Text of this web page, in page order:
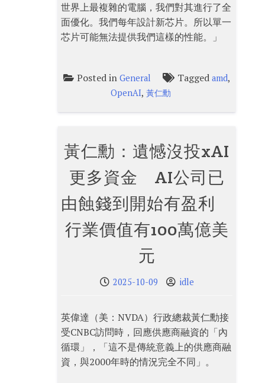
世界上最複雜的電腦，我們對其進行了全
面優化。我們每年設計新芯片。所以單一
芯片可能無法提供我們這樣的性能。」
Posted in General Tagged amd,
OpenAI,黃仁勳
黃仁勳：遺憾沒投xAI
更多資金 AI公司已
由蝕錢到開始有盈利
行業價值有100萬億美
元
2025-10-09 idle
英偉達（美：NVDA）行政總裁黃仁勳接
受CNBC訪問時，回應供應商融資的「內
循環」，「這不是傳統意義上的供應商融
資，與2000年時的情況完全不同」。